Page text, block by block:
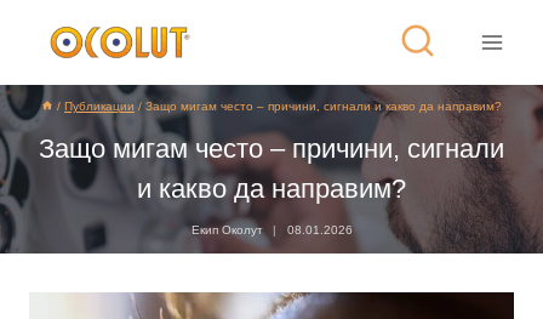
/ Публикации / Защо мигам често – причини, сигнали и какво да направим?
Защо мигам често – причини, сигнали
и какво да направим?
Екип Околут 08.01.2026